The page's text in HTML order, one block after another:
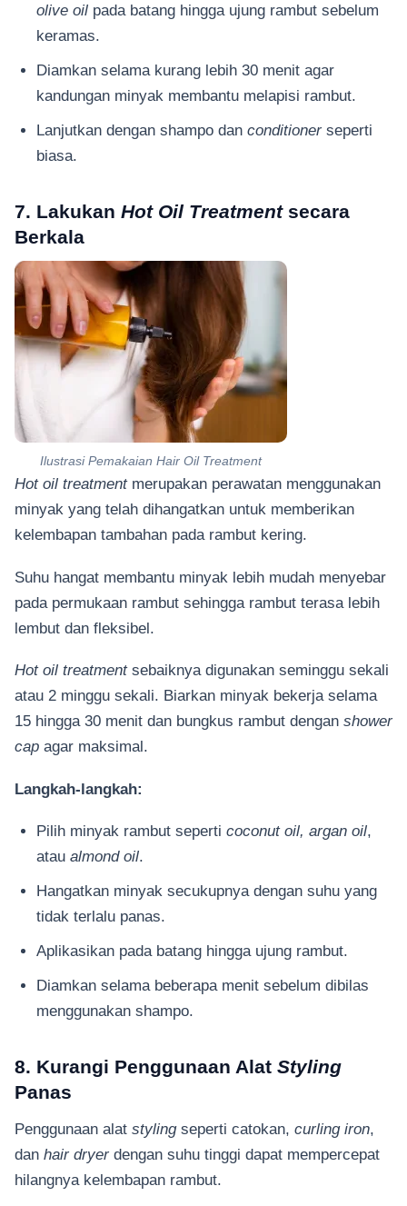
olive oil pada batang hingga ujung rambut sebelum
keramas.
Diamkan selama kurang lebih 30 menit agar
kandungan minyak membantu melapisi rambut.
Lanjutkan dengan shampo dan conditioner seperti
biasa.
7. Lakukan Hot Oil Treatment secara
Berkala
Ilustrasi Pemakaian Hair Oil Treatment
Hot oil treatment merupakan perawatan menggunakan
minyak yang telah dihangatkan untuk memberikan
kelembapan tambahan pada rambut kering.
Suhu hangat membantu minyak lebih mudah menyebar
pada permukaan rambut sehingga rambut terasa lebih
lembut dan fleksibel.
Hot oil treatment sebaiknya digunakan seminggu sekali
atau 2 minggu sekali. Biarkan minyak bekerja selama
15 hingga 30 menit dan bungkus rambut dengan shower
cap agar maksimal.
Langkah-langkah:
Pilih minyak rambut seperti coconut oil, argan oil,
atau almond oil.
Hangatkan minyak secukupnya dengan suhu yang
tidak terlalu panas.
Aplikasikan pada batang hingga ujung rambut.
Diamkan selama beberapa menit sebelum dibilas
menggunakan shampo.
8. Kurangi Penggunaan Alat Styling
Panas
Penggunaan alat styling seperti catokan, curling iron,
dan hair dryer dengan suhu tinggi dapat mempercepat
hilangnya kelembapan rambut.